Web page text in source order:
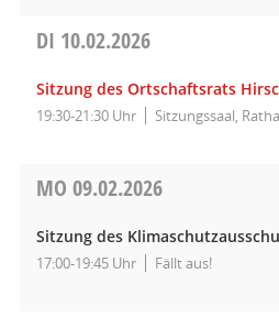
DI 10.02.2026
Sitzung des Ortschaftsrats
19:30-21:30 Uhr Sitzungssaal,
MO 09.02.2026
Sitzung des
17:00-19:45 Uhr Fällt aus!